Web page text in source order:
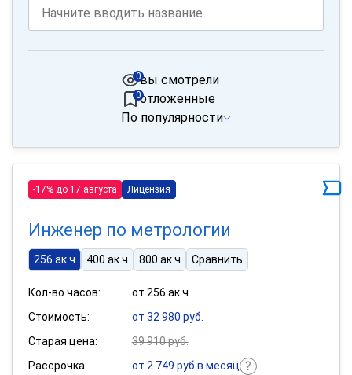
вы смотрели
0
отложенные
0
По популярности
-17% до 17 августа Лицензия
Инженер по метрологии
256 ак.ч 400 ак.ч 800 ак.ч Сравнить
Кол-во часов:
от 256 ак.ч
Стоимость:
от 32 980 руб.
Старая цена:
39 910 руб.
Рассрочка:
от 2 749 руб в месяц